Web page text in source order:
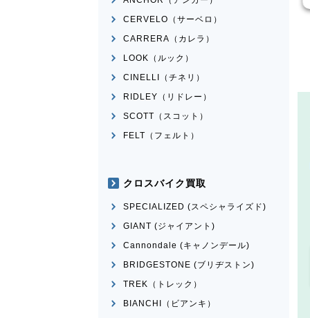
CERVELO（サーベロ）
CARRERA（カレラ）
LOOK（ルック）
CINELLI（チネリ）
RIDLEY（リドレー）
SCOTT（スコット）
FELT（フェルト）
クロスバイク買取
SPECIALIZED (スペシャライズド)
GIANT (ジャイアント)
Cannondale (キャノンデール)
BRIDGESTONE (ブリヂストン)
TREK（トレック）
BIANCHI（ビアンキ）